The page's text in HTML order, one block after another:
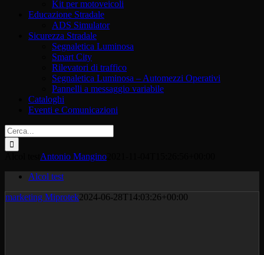
Kit per motoveicoli
Educazione Stradale
ADS Simulator
Sicurezza Stradale
Segnaletica Luminosa
Smart City
Rilevatori di traffico
Segnaletica Luminosa – Automezzi Operativi
Pannelli a messaggio variabile
Cataloghi
Eventi e Comunicazioni
Cerca
per:
Antonio Mangino
Alcol test
marketing Miprotek2024-06-28T14:03:26+00:00